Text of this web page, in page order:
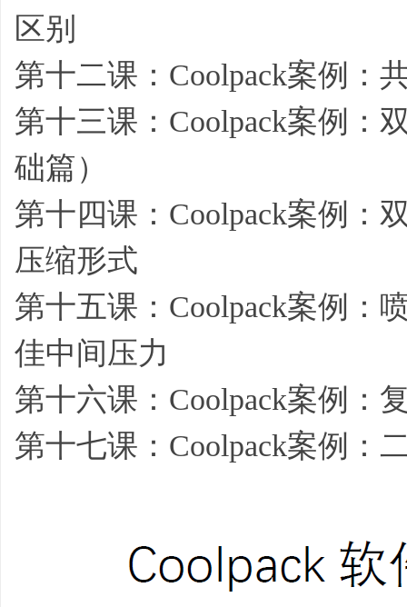
区别
第十二课：Coolpack案例：
第十三课：Coolpack案例：
础篇）
第十四课：Coolpack案例
压缩形式
第十五课：Coolpack案例
佳中间压力
第十六课：Coolpack案例：
第十七课：Coolpack案例：